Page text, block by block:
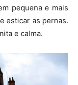
pequena e mais
esticar as pernas.
e calma.